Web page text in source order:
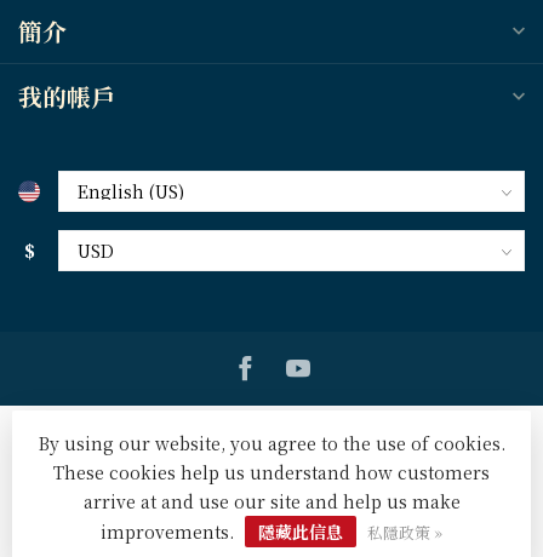
簡介
我的帳戶
$
© Copyright 2026 天道北美網路書房 U.S. Tien Dao Books
Powered byLightspeed- Lightspeed designbyDyvelopment
By using our website, you agree to the use of cookies.
These cookies help us understand how customers
arrive at and use our site and help us make
improvements.
隱藏此信息 私隱政策 »